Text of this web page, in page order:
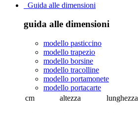
Guida alle dimensioni
guida alle dimensioni
modello pasticcino
modello trapezio
modello borsine
modello tracolline
modello portamonete
modello portacarte
cm
altezza lunghezza